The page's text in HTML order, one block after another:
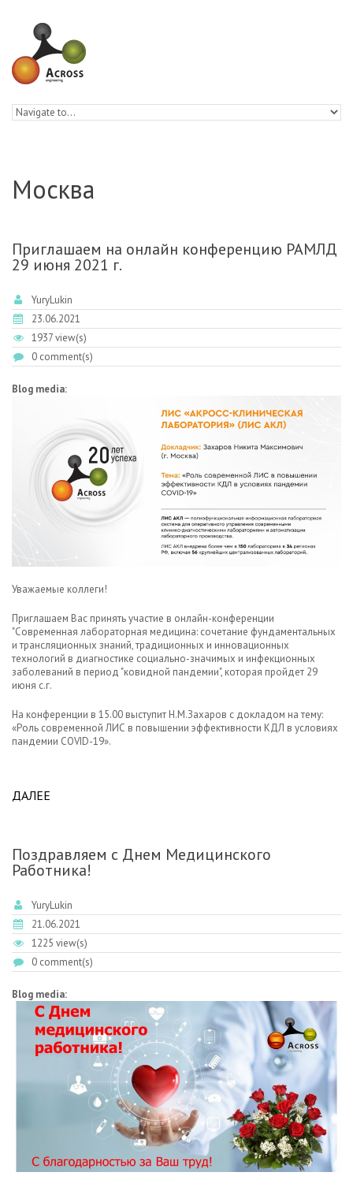
Москва
Приглашаем на онлайн конференцию РАМЛД
29 июня 2021 г.
YuryLukin
23.06.2021
1937 view(s)
0 comment(s)
Blog media:
Уважаемые коллеги!
Приглашаем Вас принять участие в онлайн-конференции
"Современная лабораторная медицина: сочетание фундаментальных
и трансляционных знаний, традиционных и инновационных
технологий в диагностике социально-значимых и инфекционных
заболеваний в период "ковидной пандемии", которая пройдет 29
июня с.г.
На конференции в 15.00 выступит Н.М.Захаров с докладом на тему:
«Роль современной ЛИС в повышении эффективности КДЛ в условиях
пандемии COVID-19».
ДАЛЕЕ
Поздравляем с Днем Медицинского
Работника!
YuryLukin
21.06.2021
1225 view(s)
0 comment(s)
Blog media: